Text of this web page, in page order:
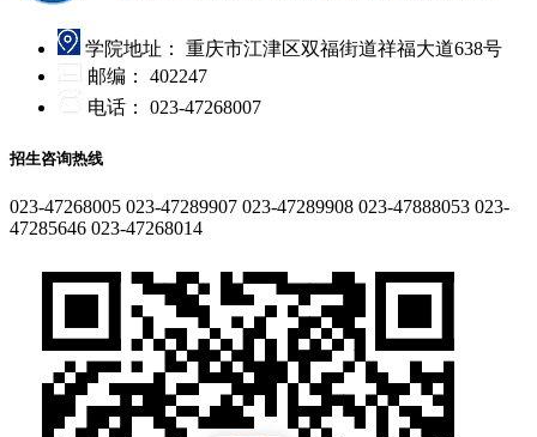
学院地址：
重庆市江津区双福街道祥福大道638号
邮编：
402247
电话：
023-47268007
招生咨询热线
023-47268005 023-47289907 023-47289908 023-47888053 023-
47285646 023-47268014